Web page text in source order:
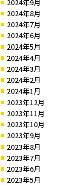
2024年8月
2024年7月
2024年6月
2024年5月
2024年4月
2024年3月
2024年2月
2024年1月
2023年12月
2023年11月
2023年10月
2023年9月
2023年8月
2023年7月
2023年6月
2023年5月